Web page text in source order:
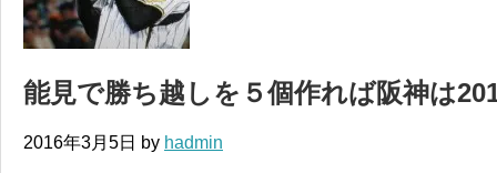
能見で勝ち越しを５個作れば阪神は
2016年3月5日 by hadmin